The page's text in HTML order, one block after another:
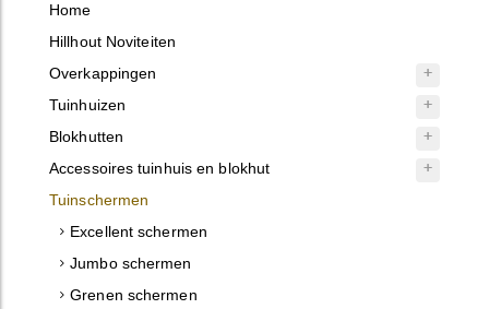
Home
Hillhout Noviteiten
Overkappingen
Tuinhuizen
Blokhutten
Accessoires tuinhuis en blokhut
Tuinschermen
Excellent schermen
Jumbo schermen
Grenen schermen